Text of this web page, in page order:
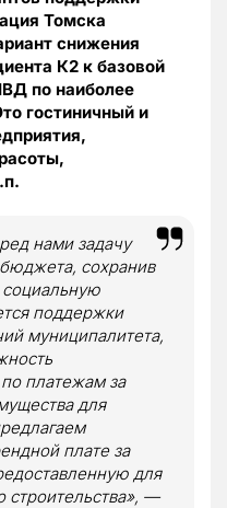
Томска
снижения
К2 к базовой
по наиболее
гостиничный и
нами задачу
сохранив
социальную
поддержки
муниципалитета,
платежам за
для
плате за
для
строительства», —